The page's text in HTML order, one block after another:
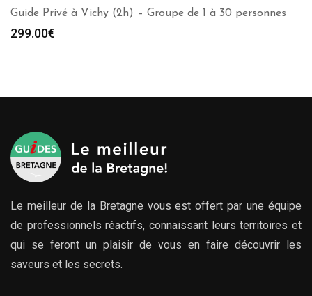
Guide Privé à Vichy (2h) – Groupe de 1 à 30 personnes
299.00€
Le meilleur de la Bretagne vous est offert par une équipe
de professionnels réactifs, connaissant leurs territoires et
qui se feront un plaisir de vous en faire découvrir les
saveurs et les secrets.